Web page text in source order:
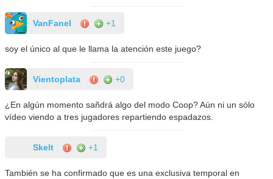
VanFanel +1
soy el único al que le llama la atención este juego?
Vientoplata +0
¿En algún momento sañdrá algo del modo Coop? Aún ni un sólo
vídeo viendo a tres jugadores repartiendo espadazos.
Skelt +1
También se ha confirmado que es una exclusiva temporal en